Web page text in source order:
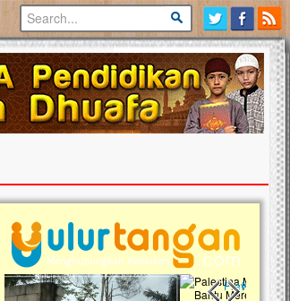
Previous slide
Next slide